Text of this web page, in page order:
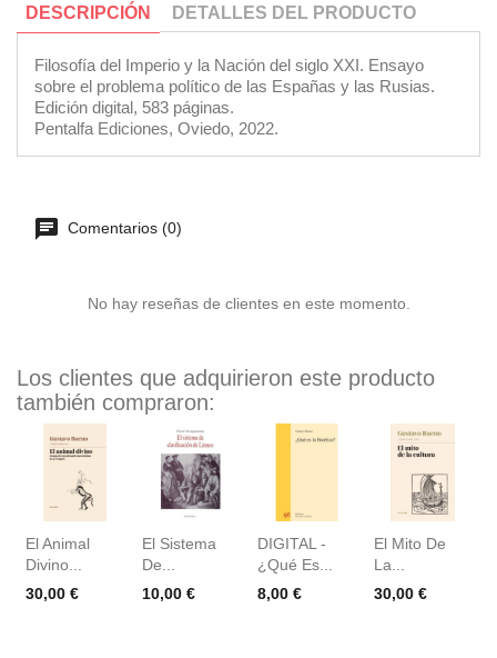
DESCRIPCIÓN DETALLES DEL PRODUCTO
Filosofía del Imperio y la Nación del siglo XXI. Ensayo
sobre el problema político de las Españas y las Rusias.
Edición digital, 583 páginas.
Pentalfa Ediciones, Oviedo, 2022.
Comentarios (0)
No hay reseñas de clientes en este momento.
Los clientes que adquirieron este producto
también compraron:
El Animal
Divino...
Precio
30,00 €
El Sistema
De...
Precio
10,00 €
DIGITAL -
¿Qué Es...
Precio
8,00 €
El Mito De
La...
Precio
30,00 €